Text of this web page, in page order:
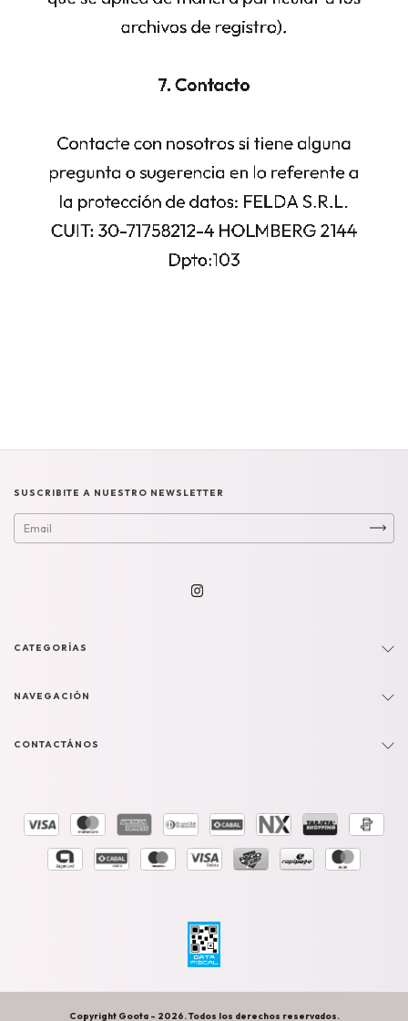
SUSCRIBITE A NUESTRO NEWSLETTER
CATEGORÍAS
NAVEGACIÓN
CONTACTÁNOS
Copyright Goota - 2026. Todos los derechos reservados.